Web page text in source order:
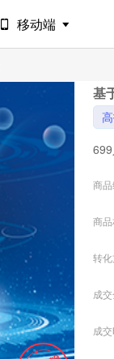
移动端
基
商
商
转
成
成